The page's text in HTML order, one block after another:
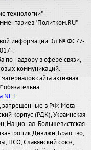
технологии"
"Политком.RU"
информации Эл № ФС77-
г.
по надзору в сфере связи,
коммуникаций.
сайта активная
обязательна
запрещенные в РФ: Meta
корпус (РДК), Украинская
Национал-Большевистская
Дивижн, Братство,
НСО, Славянский союз,